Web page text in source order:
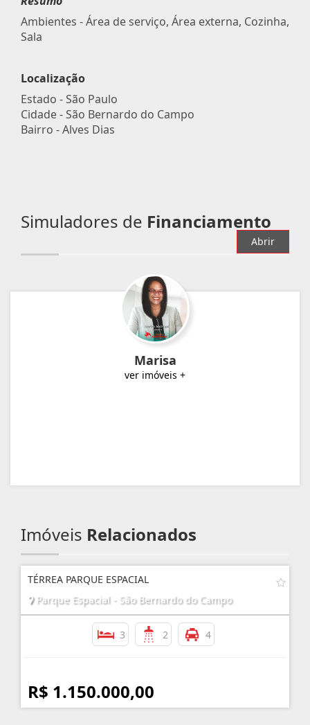
Ambientes - Área de serviço, Área externa, Cozinha,
Sala
Localização
Estado -São Paulo
Cidade -São Bernardo do Campo
Bairro -Alves Dias
Simuladores de Financiamento
Abrir
Marisa
ver imóveis +
Imóveis Relacionados
TÉRREA PARQUE ESPACIAL
Parque Espacial - São Bernardo do Campo
3 2 4
R$ 1.150.000,00